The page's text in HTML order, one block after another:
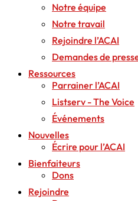
Notre équipe
Notre travail
Rejoindre l’ACAI
Demandes de
Ressources
Parrainer l’ACAI
Listserv - The Voice
Événements
Nouvelles
Écrire pour l’ACAI
Bienfaiteurs
Dons
Rejoindre